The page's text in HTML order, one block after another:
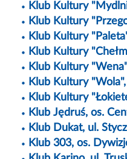
Klub Kultury
Klub Kultury
Klub Kultury
Klub Kultury
Klub Kultury
Klub Kultury
Klub Kultury
Klub Jędruś, os.
Klub Dukat, ul.
Klub 303, os.